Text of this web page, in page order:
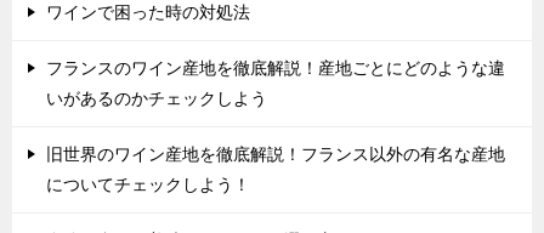
ワインで困った時の対処法
フランスのワイン産地を徹底解説！産地ごとにどのような違
いがあるのかチェックしよう
旧世界のワイン産地を徹底解説！フランス以外の有名な産地
についてチェックしよう！